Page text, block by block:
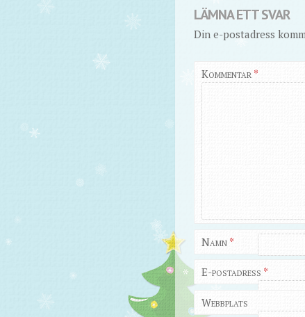
LÄMNA ETT SVAR
Din e-postadress
Kommentar *
Namn *
E-postadress *
Webbplats